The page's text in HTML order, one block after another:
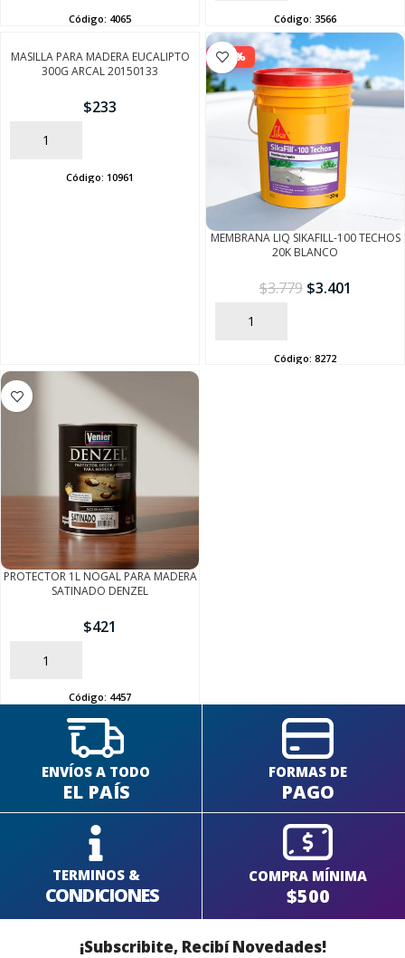
Código: 4065 Código: 3566
MASILLA PARA MADERA EUCALIPTO
300G ARCAL 20150133
$233
AÑADIR
Código: 10961
-10%
MEMBRANA LIQ SIKAFILL-100 TECHOS
20K BLANCO
$3.779 $3.401
AÑADIR
Código: 8272
PROTECTOR 1L NOGAL PARA MADERA
SATINADO DENZEL
$421
AÑADIR
Código: 4457
ENVÍOS A TODO
EL PAÍS
FORMAS DE
PAGO
TERMINOS &
CONDICIONES
COMPRA MÍNIMA
$500
¡Subscribite, Recibí Novedades!
SEGUÍ COMPRANDO
FINALIZÁ TU COMPRA